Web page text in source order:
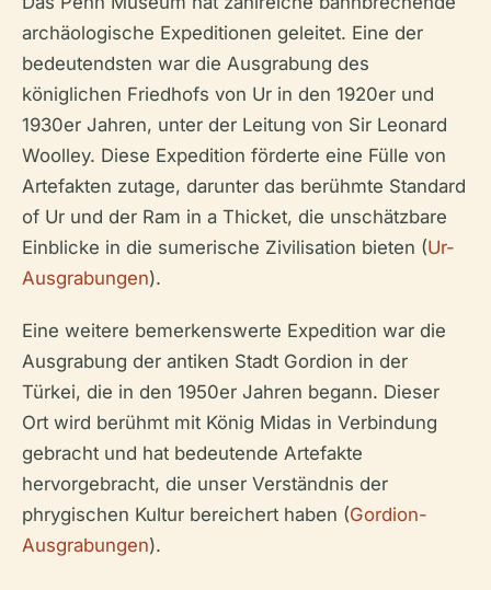
archäologische Expeditionen geleitet. Eine der
bedeutendsten war die Ausgrabung des
königlichen Friedhofs von Ur in den 1920er und
1930er Jahren, unter der Leitung von Sir Leonard
Woolley. Diese Expedition förderte eine Fülle von
Artefakten zutage, darunter das berühmte Standard
of Ur und der Ram in a Thicket, die unschätzbare
Einblicke in die sumerische Zivilisation bieten (Ur-
Ausgrabungen).
Eine weitere bemerkenswerte Expedition war die
Ausgrabung der antiken Stadt Gordion in der
Türkei, die in den 1950er Jahren begann. Dieser
Ort wird berühmt mit König Midas in Verbindung
gebracht und hat bedeutende Artefakte
hervorgebracht, die unser Verständnis der
phrygischen Kultur bereichert haben (Gordion-
Ausgrabungen).